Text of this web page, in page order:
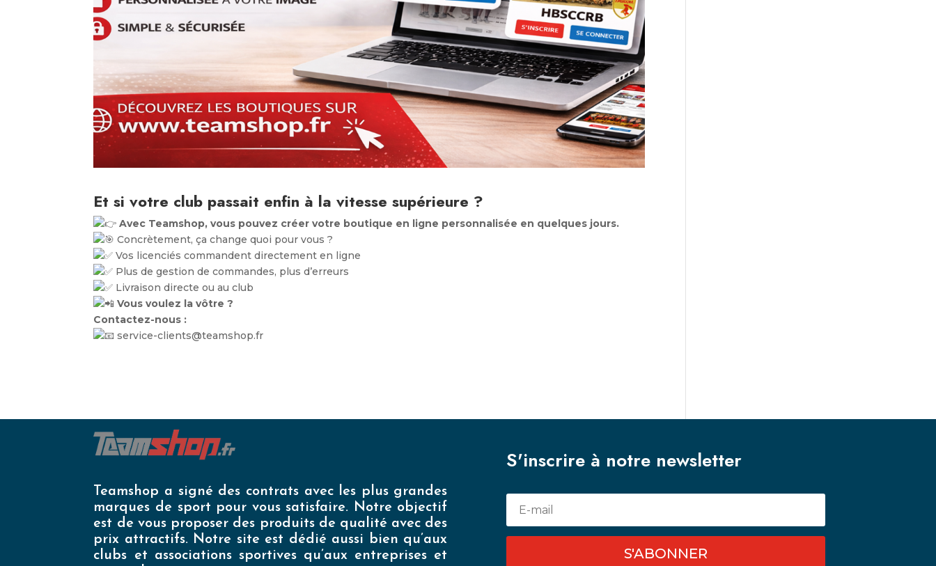
Et si votre club passait enfin à la vitesse supérieure ?
Avec Teamshop, vous pouvez créer votre boutique en ligne personnalisée en quelques jours.
Concrètement, ça change quoi pour vous ?
Vos licenciés commandent directement en ligne
Plus de gestion de commandes, plus d’erreurs
Livraison directe ou au club
Vous voulez la vôtre ?
Contactez-nous :
service-clients@teamshop.fr
Teamshop a signé des contrats avec les plus grandes
marques de sport pour vous satisfaire. Notre objectif
est de vous proposer des produits de qualité avec des
prix attractifs. Notre site est dédié aussi bien qu’aux
clubs et associations sportives qu’aux entreprises et
S'inscrire à notre newsletter
S'ABONNER